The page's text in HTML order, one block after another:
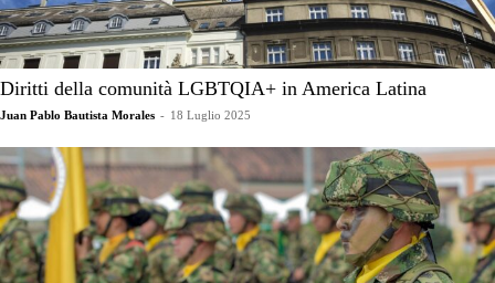
Diritti della comunità LGBTQIA+ in America Latina
Juan Pablo Bautista Morales - 18 Luglio 2025